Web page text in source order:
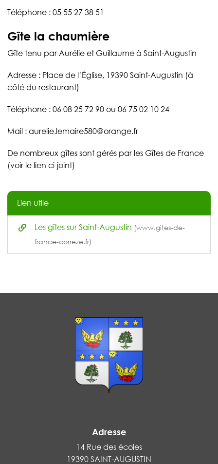
Téléphone : 05 55 27 38 51
Gîte la chaumière
Gîte tenu par Aurélie et Guillaume à Saint-Augustin
Adresse : Place de l’Église, 19390 Saint-Augustin (à
côté du restaurant)
Téléphone : 06 08 25 72 90 ou 06 75 02 10 24
Mail : aurelie.lemaire580@orange.fr
De nombreux gîtes sont gérés par les Gîtes de France
(voir le lien ci-joint)
Lien utile
Les gîtes sur Saint-Augustin (www.gites-de-
france-correze.fr)
Adresse
14 Rue des écoles
19390 SAINT-AUGUSTIN